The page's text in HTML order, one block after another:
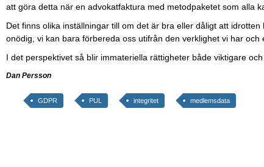
att göra detta när en advokatfaktura med metodpaketet som alla
Det finns olika inställningar till om det är bra eller dåligt att
onödig, vi kan bara förbereda oss utifrån den verklighet vi har och
I det perspektivet så blir immateriella rättigheter både viktigare och
Dan Persson
GDPR PUL integritet medlemsdata